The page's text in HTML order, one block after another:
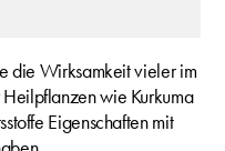
die Wirksamkeit vieler im
wie Kurkuma
Eigenschaften mit